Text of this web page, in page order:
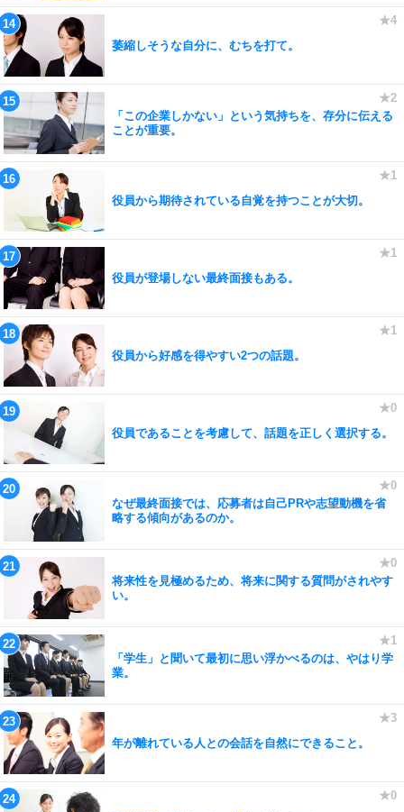
萎縮しそうな自分に、むちを打て。
「この企業しかない」という気持ちを、存分に伝える
ことが重要。
役員から期待されている自覚を持つことが大切。
役員が登場しない最終面接もある。
役員から好感を得やすい2つの話題。
役員であることを考慮して、話題を正しく選択する。
なぜ最終面接では、応募者は自己PRや志望動機を省
略する傾向があるのか。
将来性を見極めるため、将来に関する質問がされやす
い。
「学生」と聞いて最初に思い浮かべるのは、やはり学
業。
年が離れている人との会話を自然にできること。